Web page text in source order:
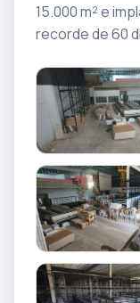
15.000 m² e
recorde de 60